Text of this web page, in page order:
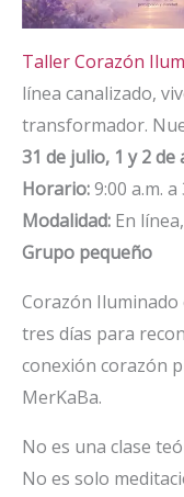
Taller Corazón
línea canalizado,
transformador.
31 de julio, 1 y 2
Horario:9:00 a.m. a
Modalidad: En
Grupo pequeño
Corazón Iluminado
tres días para
conexión corazón
MerKaBa.
No es una clase
No es solo